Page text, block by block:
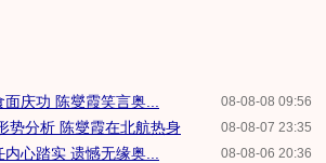
08-08-08 09:56
庆功 陈燮霞笑言奥...
08-08-07 23:35
势分析 陈燮霞在北航热身
08-08-06 20:36
心踏实 遗憾无缘奥...